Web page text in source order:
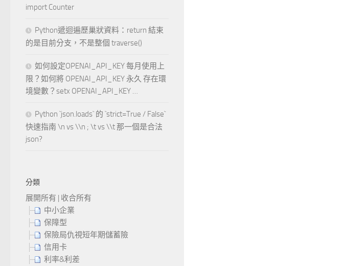
import Counter
Python遞迴遍歷巢狀資料：return 結束
的是目前分支，不是整個 traverse()
如何設定OPENAI_API_KEY 每月使用上
限？如何將 OPENAI_API_KEY 永久 存在環
境變數？setx OPENAI_API_KEY …
Python `json.loads` 的 `strict=True / False`
快速指南 \n vs \\n ; \t vs \\t 那一個是合法
json?
分類
展開所有 | 收合所有
中小企業
保障型
保險局仇視短年期儲蓄險
信用卡
利率&利差